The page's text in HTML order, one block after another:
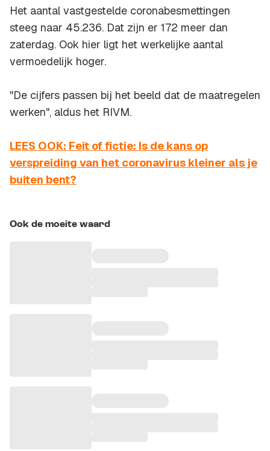
Het aantal vastgestelde coronabesmettingen
steeg naar 45.236. Dat zijn er 172 meer dan
zaterdag. Ook hier ligt het werkelijke aantal
vermoedelijk hoger.
"De cijfers passen bij het beeld dat de maatregelen
werken", aldus het RIVM.
LEES OOK: Feit of fictie: Is de kans op
verspreiding van het coronavirus kleiner als je
buiten bent?
Ook de moeite waard